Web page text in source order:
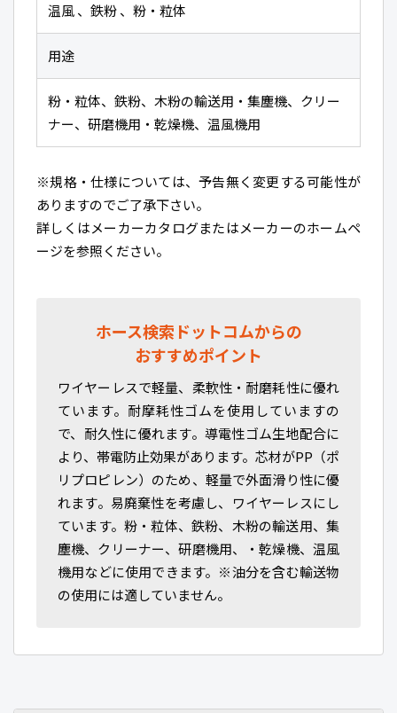
温風 、鉄粉 、粉・粒体
用途
粉・粒体、鉄粉、木粉の輸送用・集塵機、クリー
ナー、研磨機用・乾燥機、温風機用
※規格・仕様については、予告無く変更する可能性が
ありますのでご了承下さい。
詳しくはメーカーカタログまたはメーカーのホームペ
ージを参照ください。
ホース検索ドットコムからの
おすすめポイント
ワイヤーレスで軽量、柔軟性・耐磨耗性に優れ
ています。耐摩耗性ゴムを使用していますの
で、耐久性に優れます。導電性ゴム生地配合に
より、帯電防止効果があります。芯材がPP（ポ
リプロピレン）のため、軽量で外面滑り性に優
れます。易廃棄性を考慮し、ワイヤーレスにし
ています。粉・粒体、鉄粉、木粉の輸送用、集
塵機、クリーナー、研磨機用、・乾燥機、温風
機用などに使用できます。※油分を含む輸送物
の使用には適していません。